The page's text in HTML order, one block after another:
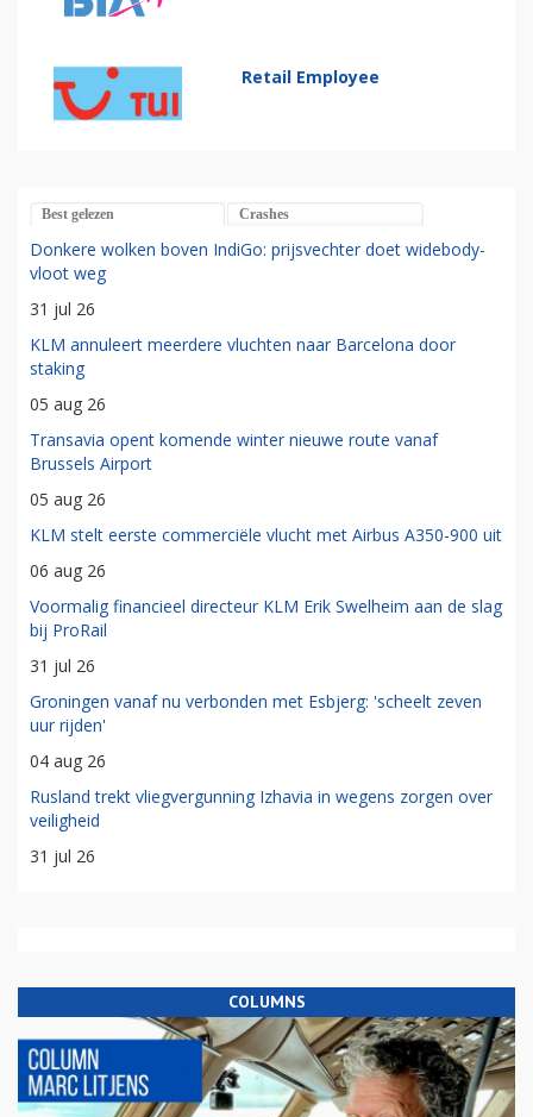
Retail Employee
Best gelezen Crashes
Donkere wolken boven IndiGo: prijsvechter doet widebody-
vloot weg
31 jul 26
KLM annuleert meerdere vluchten naar Barcelona door
staking
05 aug 26
Transavia opent komende winter nieuwe route vanaf
Brussels Airport
05 aug 26
KLM stelt eerste commerciële vlucht met Airbus A350-900 uit
06 aug 26
Voormalig financieel directeur KLM Erik Swelheim aan de slag
bij ProRail
31 jul 26
Groningen vanaf nu verbonden met Esbjerg: 'scheelt zeven
uur rijden'
04 aug 26
Rusland trekt vliegvergunning Izhavia in wegens zorgen over
veiligheid
31 jul 26
COLUMNS